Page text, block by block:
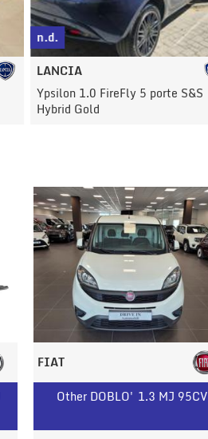
n.d.
LANCIA
Ypsilon 1.0 FireFly 5 porte S&S
Hybrid Gold
FIAT
Other DOBLO' 1.3 MJ 95CV